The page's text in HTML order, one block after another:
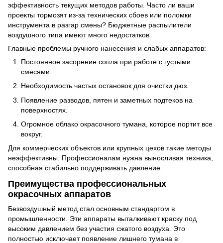
эффективность текущих методов работы. Часто ли ваши
проекты тормозят из-за технических сбоев или поломки
инструмента в разгар смены? Бюджетные распылители
воздушного типа имеют много недостатков.
Главные проблемы ручного нанесения и слабых аппаратов:
Постоянное засорение сопла при работе с густыми
смесями.
Необходимость частых остановок для очистки дюз.
Появление разводов, пятен и заметных подтеков на
поверхностях.
Огромное облако окрасочного тумана, которое портит все
вокруг.
Для коммерческих объектов или крупных цехов такие методы
неэффективны. Профессионалам нужна выносливая техника,
способная стабильно поддерживать давление.
Преимущества профессиональных
окрасочных аппаратов
Безвоздушный метод стал основным стандартом в
промышленности. Эти аппараты выталкивают краску под
высоким давлением без участия сжатого воздуха. Это
полностью исключает появление лишнего тумана в